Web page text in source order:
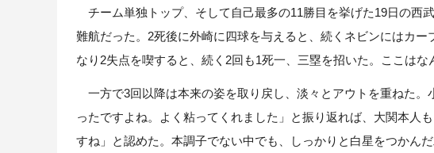
チーム単独トップ、そして自己最多の11勝目を挙げた19日の西
難航だった。2死後に外崎に四球を与えると、続くネビンにはカ
なり2失点を喫すると、続く2回も1死一、三塁を招いた。ここはな
一方で3回以降は本来の姿を取り戻し、淡々とアウトを重ねた。
ったですよね。よく粘ってくれました」と振り返れば、大関本人
すね」と認めた。本調子でない中でも、しっかりと白星をつかんだ